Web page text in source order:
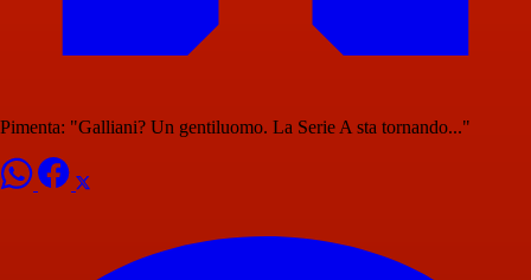
Pimenta: "Galliani? Un gentiluomo. La Serie A sta tornando..."